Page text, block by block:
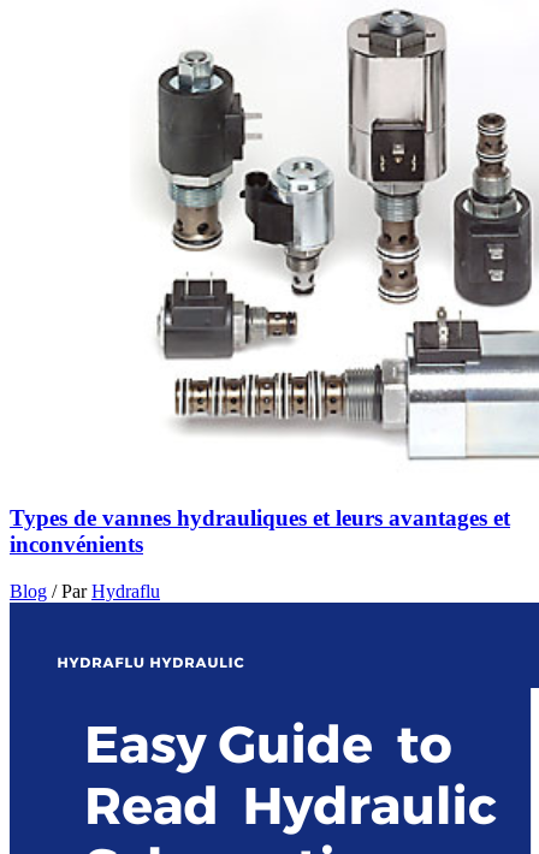
Types de vannes hydrauliques et leurs avantages et
inconvénients
Blog / ParHydraflu